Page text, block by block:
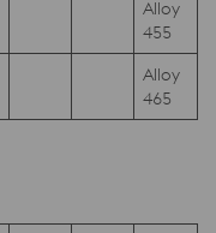
Alloy
455
Alloy
465